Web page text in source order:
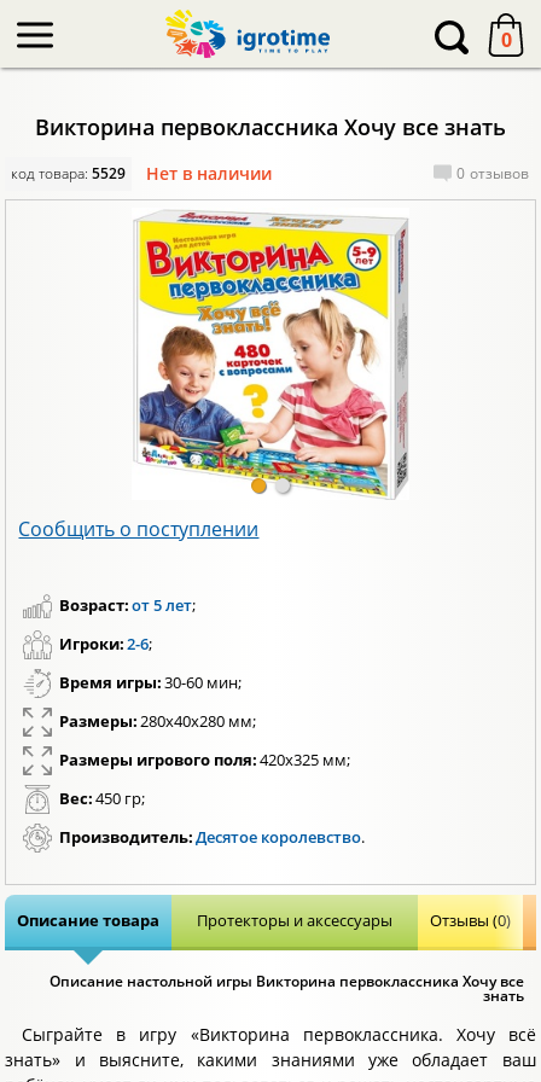
0
Викторина первоклассника Хочу все знать
код товара:5529 Нет в наличии 0 отзывов
Сообщить о поступлении
Возраст:от 5 лет;
Игроки:2-6;
Время игры:30-60 мин;
Размеры:280х40х280 мм;
Размеры игрового поля:420х325 мм;
Вес:450 гр;
Производитель:Десятое королевство.
Описание товара Протекторы и аксессуары Отзывы (0)
Описание настольной игры Викторина первоклассника Хочу все
знать
Сыграйте в игру «Викторина первоклассника. Хочу всё
знать» и выясните, какими знаниями уже обладает ваш